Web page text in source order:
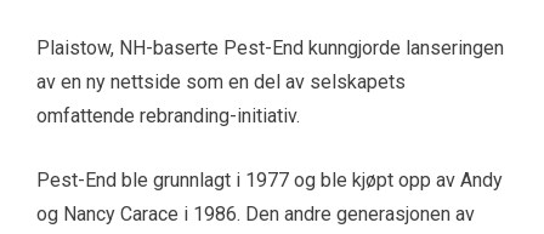
Plaistow, NH-baserte Pest-End kunngjorde lanseringen
av en ny nettside som en del av selskapets
omfattende rebranding-initiativ.
Pest-End ble grunnlagt i 1977 og ble kjøpt opp av Andy
og Nancy Carace i 1986. Den andre generasjonen av